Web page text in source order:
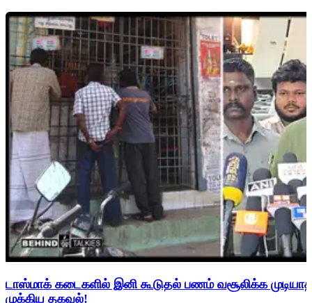
டாஸ்மாக் கடைகளில் இனி கூடுதல் பணம் வசூலிக்க
முக்கிய தகவல்!